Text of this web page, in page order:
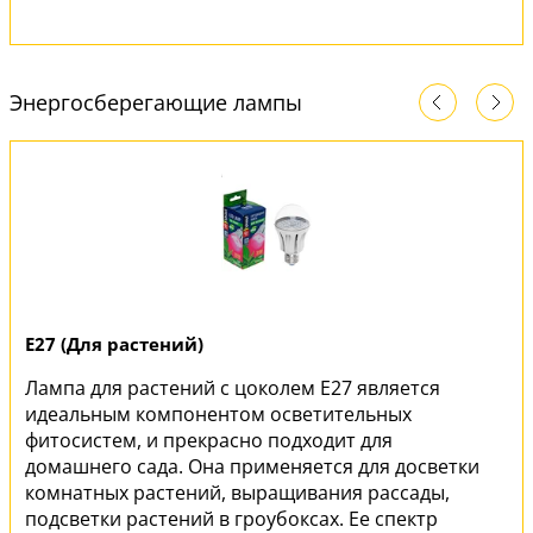
синего излучения, универсален при
взрослых, что делает эту лампу максимально
эффективной.
Энергосберегающие лампы
E27 (Для растений)
Лампа для растений с цоколем E27 является
идеальным компонентом осветительных
фитосистем, и прекрасно подходит для
домашнего сада. Она применяется для досветки
комнатных растений, выращивания рассады,
подсветки растений в гроубоксах. Ее спектр